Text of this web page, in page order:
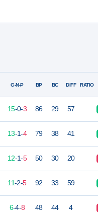
G-N-P BP BC DIFF RATIO
15-0-3 86 29 57
13-1-4 79 38 41
12-1-5 50 30 20
11-2-5 92 33 59
6-4-8 48 44 4